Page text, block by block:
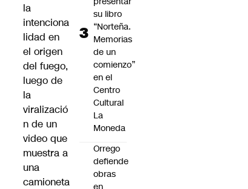
la
intenciona
lidad en
el origen
del fuego,
luego de
la
viralizació
n de un
video que
muestra a
una
camioneta
su libro
“Norteña.
Memorias
de un
comienzo”
en el
Centro
Cultural
La
Moneda
Orrego
defiende
obras